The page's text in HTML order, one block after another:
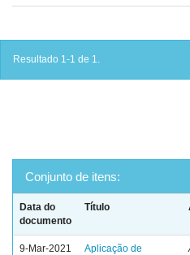
Resultado 1-1 de 1.
Conjunto de itens:
Data do
documento
Título
9-Mar-2021
Aplicação de